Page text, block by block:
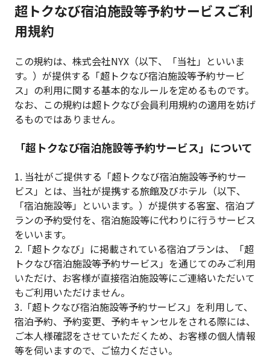
超トクなび宿泊施設等予約サービスご利
用規約
この規約は、株式会社NYX（以下、「当社」といいま
す。）が提供する「超トクなび宿泊施設等予約サービ
ス」の利用に関する基本的なルールを定めるものです。
なお、この規約は超トクなび会員利用規約の適用を妨げ
るものではありません。
「超トクなび宿泊施設等予約サービス」について
1. 当社がご提供する「超トクなび宿泊施設等予約サー
ビス」とは、当社が提携する旅館及びホテル（以下、
「宿泊施設等」といいます。）が提供する客室、宿泊プ
ランの予約受付を、宿泊施設等に代わりに行うサービス
をいいます。
2.「超トクなび」に掲載されている宿泊プランは、「超
トクなび宿泊施設等予約サービス」を通じてのみご利用
いただけ、お客様が直接宿泊施設等にご連絡いただいて
もご利用いただけません。
3.「超トクなび宿泊施設等予約サービス」を利用して、
宿泊予約、予約変更、予約キャンセルをされる際には、
ご本人様確認をさせていただくため、お客様の個人情報
等を伺いますので、ご協力ください。